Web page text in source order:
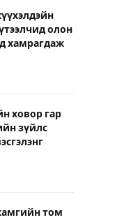
олон
хамрагдаж
ховор гар
зүйлс
том